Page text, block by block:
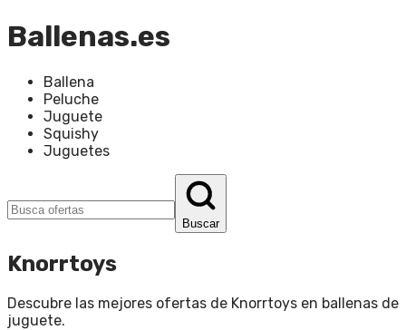
Ballenas.es
Ballena
Peluche
Juguete
Squishy
Juguetes
Buscar
Knorrtoys
Descubre las mejores ofertas de Knorrtoys en ballenas de
juguete.